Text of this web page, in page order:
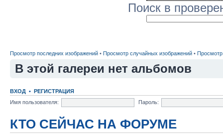
Поиск в
Просмотр последних изображений • Просмотр случайных изображений • Просмотр
В этой галереи нет альбомов
ВХОД • РЕГИСТРАЦИЯ
Имя пользователя:
Пароль:
КТО СЕЙЧАС НА ФОРУМЕ